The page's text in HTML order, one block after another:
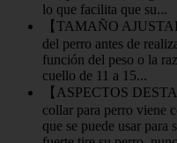
lo que facilita que su...
【TAMAÑO
del perro antes de
función del peso o la
cuello de 11 a 15...
【ASPECTOS
collar para perro viene
que se puede usar para